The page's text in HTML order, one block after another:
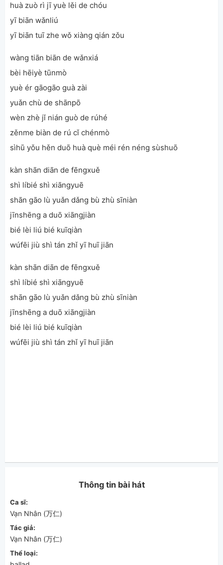
huà zuò rì jī yuè lěi de chóu
yī biān wǎnliú
yī biān tuī zhe wǒ xiàng qián zǒu
wàng tiān biān de wǎnxiá
bèi hēiyè tūnmò
yuè ér gāogāo guà zài
yuǎn chù de shānpō
wèn zhè jǐ nián guò de rúhé
zěnme biàn de rú cǐ chénmò
sìhū yǒu hěn duō huà què méi rén néng sùshuō
kàn shān diān de fēngxuě
shì líbié shì xiāngyuē
shān gāo lù yuǎn dǎng bù zhù sīniàn
jīnshēng a duō xiāngjiàn
bié lèi liú bié kuīqiàn
wúfēi jiù shì tán zhǐ yī huī jiān
kàn shān diān de fēngxuě
shì líbié shì xiāngyuē
shān gāo lù yuǎn dǎng bù zhù sīniàn
jīnshēng a duō xiāngjiàn
bié lèi liú bié kuīqiàn
wúfēi jiù shì tán zhǐ yī huī jiān
Thông tin bài hát
Ca sĩ:
Vạn Nhân (万仁)
Tác giả:
Vạn Nhân (万仁)
Thể loại: